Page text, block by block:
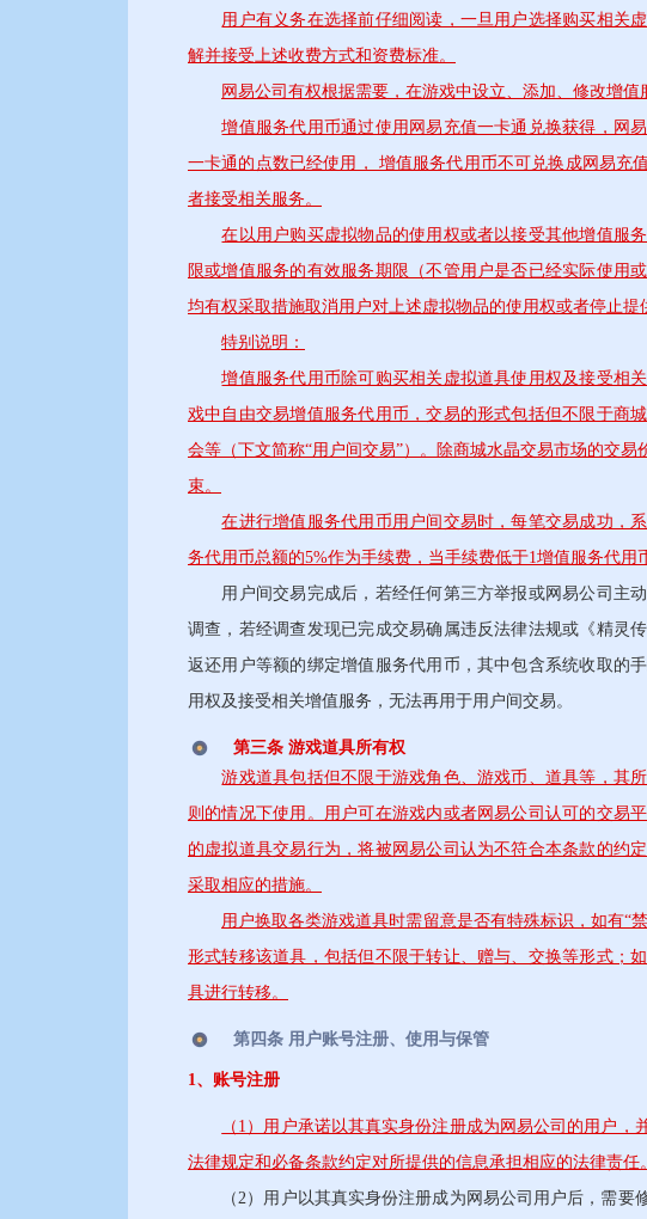
用户有义务在选择前仔细阅读，一旦用户选择购买相关
解并接受上述收费方式和资费标准。
网易公司有权根据需要，在游戏中设立、添加、修改增值
增值服务代用币通过使用网易充值一卡通兑换获得，网
一卡通的点数已经使用， 增值服务代用币不可兑换成网易充
者接受相关服务。
在以用户购买虚拟物品的使用权或者以接受其他增值服
限或增值服务的有效服务期限（不管用户是否已经实际使用
均有权采取措施取消用户对上述虚拟物品的使用权或者停止提
特别说明：
增值服务代用币除可购买相关虚拟道具使用权及接受相
戏中自由交易增值服务代用币，交易的形式包括但不限于商
会等（下文简称“用户间交易”）。除商城水晶交易市场的交
束。
在进行增值服务代用币用户间交易时，每笔交易成功，
务代用币总额的5%作为手续费，当手续费低于1增值服务代用
用户间交易完成后，若经任何第三方举报或网易公司主
调查，若经调查发现已完成交易确属违反法律法规或《精灵
返还用户等额的绑定增值服务代用币，其中包含系统收取的
用权及接受相关增值服务，无法再用于用户间交易。
第三条 游戏道具所有权
游戏道具包括但不限于游戏角色、游戏币、道具等，其
则的情况下使用。用户可在游戏内或者网易公司认可的交易
的虚拟道具交易行为，将被网易公司认为不符合本条款的约
采取相应的措施。
用户换取各类游戏道具时需留意是否有特殊标识，如有“
形式转移该道具，包括但不限于转让、赠与、交换等形式；
具进行转移。
第四条 用户账号注册、使用与保管
1、账号注册
（1）用户承诺以其真实身份注册成为网易公司的用户
法律规定和必备条款约定对所提供的信息承担相应的法律责任。
（2）用户以其真实身份注册成为网易公司用户后，需要